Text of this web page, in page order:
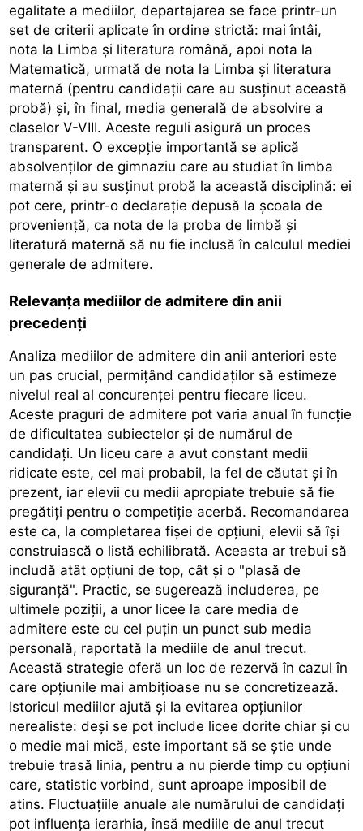
egalitate a mediilor, departajarea se face printr-un
set de criterii aplicate în ordine strictă: mai întâi,
nota la Limba și literatura română, apoi nota la
Matematică, urmată de nota la Limba și literatura
maternă (pentru candidații care au susținut această
probă) și, în final, media generală de absolvire a
claselor V-VIII. Aceste reguli asigură un proces
transparent. O excepție importantă se aplică
absolvenților de gimnaziu care au studiat în limba
maternă și au susținut probă la această disciplină: ei
pot cere, printr-o declarație depusă la școala de
proveniență, ca nota de la proba de limbă și
literatură maternă să nu fie inclusă în calculul mediei
generale de admitere.
Relevanța mediilor de admitere din anii
precedenți
Analiza mediilor de admitere din anii anteriori este
un pas crucial, permițând candidaților să estimeze
nivelul real al concurenței pentru fiecare liceu.
Aceste praguri de admitere pot varia anual în funcție
de dificultatea subiectelor și de numărul de
candidați. Un liceu care a avut constant medii
ridicate este, cel mai probabil, la fel de căutat și în
prezent, iar elevii cu medii apropiate trebuie să fie
pregătiți pentru o competiție acerbă. Recomandarea
este ca, la completarea fișei de opțiuni, elevii să își
construiască o listă echilibrată. Aceasta ar trebui să
includă atât opțiuni de top, cât și o "plasă de
siguranță". Practic, se sugerează includerea, pe
ultimele poziții, a unor licee la care media de
admitere este cu cel puțin un punct sub media
personală, raportată la mediile de anul trecut.
Această strategie oferă un loc de rezervă în cazul în
care opțiunile mai ambițioase nu se concretizează.
Istoricul mediilor ajută și la evitarea opțiunilor
nerealiste: deși se pot include licee dorite chiar și cu
o medie mai mică, este important să se știe unde
trebuie trasă linia, pentru a nu pierde timp cu opțiuni
care, statistic vorbind, sunt aproape imposibil de
atins. Fluctuațiile anuale ale numărului de candidați
pot influența ierarhia, însă mediile de anul trecut